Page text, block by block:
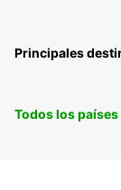
Principales
Todos los países